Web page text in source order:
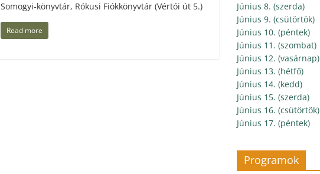
Somogyi-könyvtár, Rókusi Fiókkönyvtár (Vértói út 5.)
Read more
Június 8. (szerda)
Június 9. (csütörtök)
Június 10. (péntek)
Június 11. (szombat)
Június 12. (vasárnap)
Június 13. (hétfő)
Június 14. (kedd)
Június 15. (szerda)
Június 16. (csütörtök)
Június 17. (péntek)
Programok